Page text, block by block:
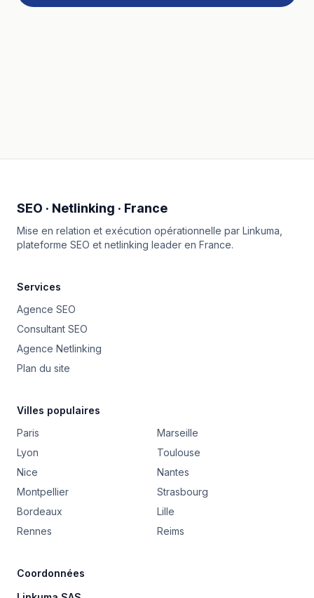
SEO · Netlinking · France
Mise en relation et exécution opérationnelle par Linkuma
plateforme SEO et netlinking leader en France.
Services
Agence SEO
Consultant SEO
Agence Netlinking
Plan du site
Villes populaires
Paris
Marseille
Lyon
Toulouse
Nice
Nantes
Montpellier
Strasbourg
Bordeaux
Lille
Rennes
Reims
Coordonnées